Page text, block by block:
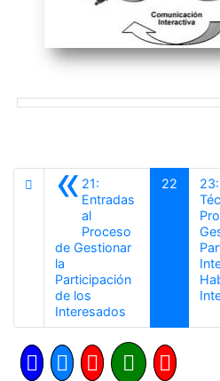
«21:
Entradas
al
Proceso
de Gestionar
la
Participación
de los
Interesados
22